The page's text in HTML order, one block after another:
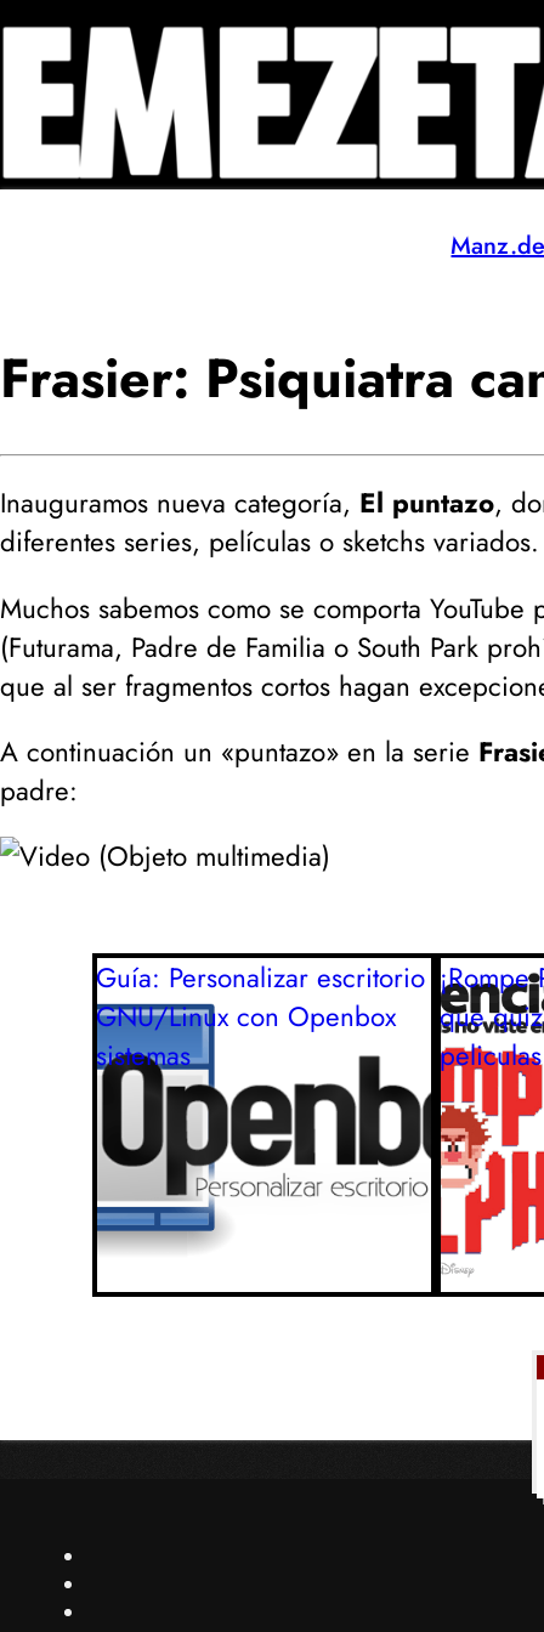
Frasier: Psiquiatra
Inauguramos nueva categoría, El puntazo,
diferentes series, películas o sketchs
Muchos sabemos como se comporta
(Futurama, Padre de Familia o South Park
que al ser fragmentos cortos hagan
A continuación un «puntazo» en la serie
padre:
Guía: Personalizar escritorio
GNU/Linux con Openbox
sistemas
que
peliculas